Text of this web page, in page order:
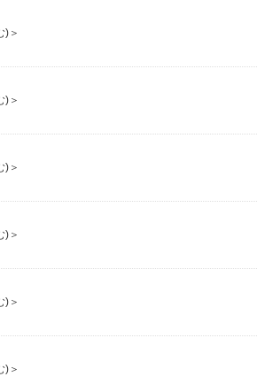
)＞
)＞
)＞
)＞
)＞
)＞